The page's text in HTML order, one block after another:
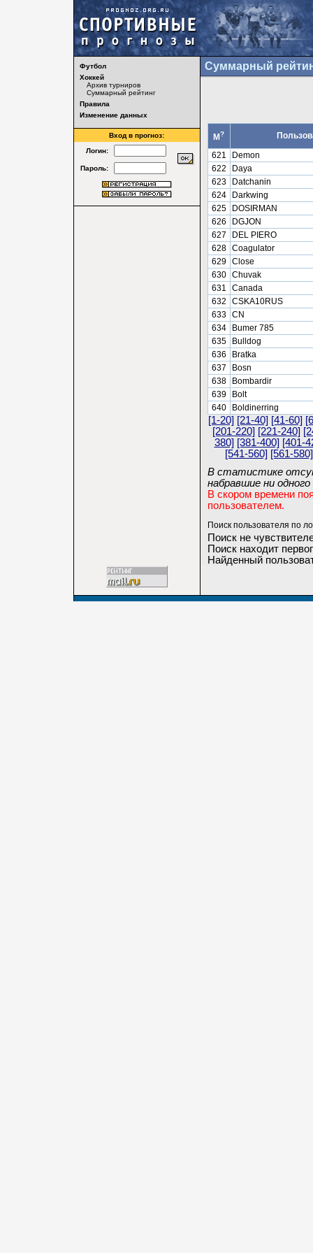
Футбол
Хоккей
Архив турниров
Суммарный рейтинг
Правила
Изменение данных
Вход в прогноз:
Логин:
Пароль:
Суммарный
М?
621
Demon
622
Daya
623
Datchanin
624
Darkwing
625
DOSIRMAN
626
DGJON
627
DEL PIERO
628 Coagulator
629 Close
630 Chuvak
631
Canada
632
CSKA10RUS
633 CN
634
Bumer 785
635
Bulldog
636
Bratka
637
Bosn
638
Bombardir
639
Bolt
640
Boldinerring
[1-20] [21-40] [41-60]
[201-220] [221-240]
380] [381-400] [401-
[541-560] [561-580]
В статистике
набравшие ни одного
В скором времени
пользователем.
Поиск пользователя по
Поиск не
Поиск находит
Найденный